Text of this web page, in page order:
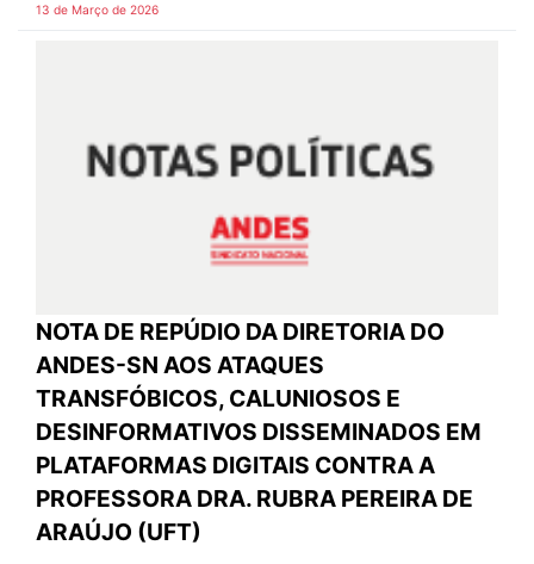
13 de Março de 2026
NOTA DE REPÚDIO DA DIRETORIA DO
ANDES-SN AOS ATAQUES
TRANSFÓBICOS, CALUNIOSOS E
DESINFORMATIVOS DISSEMINADOS EM
PLATAFORMAS DIGITAIS CONTRA A
PROFESSORA DRA. RUBRA PEREIRA DE
ARAÚJO (UFT)